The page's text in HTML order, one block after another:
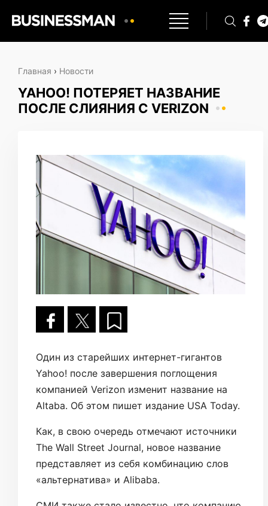
Главная › Новости
YAHOO! ПОТЕРЯЕТ НАЗВАНИЕ
ПОСЛЕ СЛИЯНИЯ С VERIZON
Один из старейших интернет-гигантов
Yahoo! после завершения поглощения
компанией Verizon изменит название на
Altaba. Об этом пишет издание USA Today.
Как, в свою очередь отмечают источники
The Wall Street Journal, новое название
представляет из себя комбинацию слов
«альтернатива» и Alibaba.